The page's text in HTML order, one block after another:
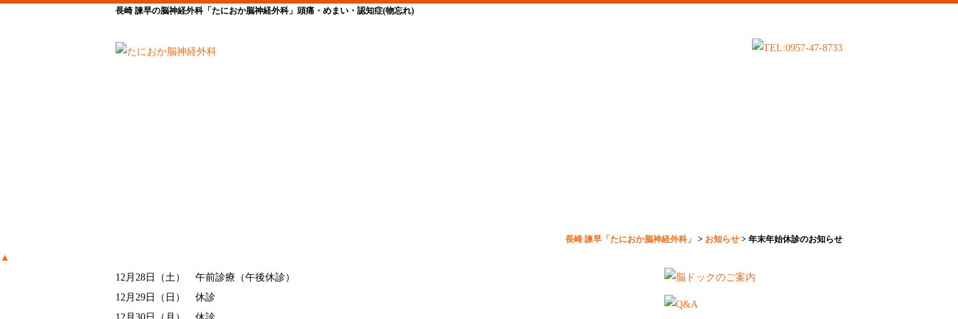
長崎 諫早の脳神経外科「たにおか脳神経外科」頭痛・めまい・認知症(物忘れ)
長崎 諫早「たにおか脳神経外科」 > お知らせ > 年末年始休診のお知らせ
▲
12月28日（土） 午前診療（午後休診）
12月29日（日） 休診